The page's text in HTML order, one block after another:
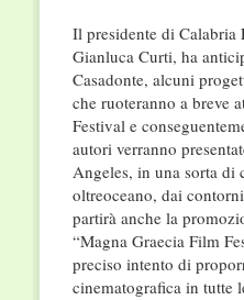
Il presidente di Calabria
Gianluca Curti, ha
Casadonte, alcuni
che ruoteranno a breve
Festival e
autori verranno
Angeles, in una sorta di
oltreoceano, dai
partirà anche la
“Magna Graecia Film
preciso intento di
cinematografica in tutte